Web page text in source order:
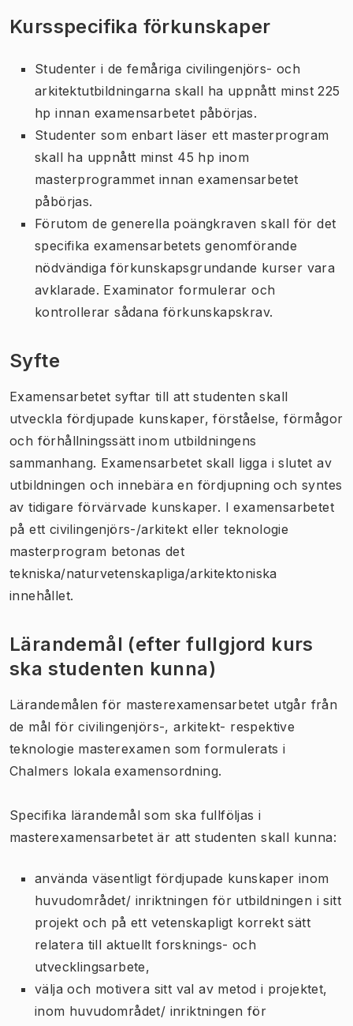
Kursspecifika förkunskaper
Studenter i de femåriga civilingenjörs- och
arkitektutbildningarna skall ha uppnått minst 225
hp innan examensarbetet påbörjas.
Studenter som enbart läser ett masterprogram
skall ha uppnått minst 45 hp inom
masterprogrammet innan examensarbetet
påbörjas.
Förutom de generella poängkraven skall för det
specifika examensarbetets genomförande
nödvändiga förkunskapsgrundande kurser vara
avklarade. Examinator formulerar och
kontrollerar sådana förkunskapskrav.
Syfte
Examensarbetet syftar till att studenten skall
utveckla fördjupade kunskaper, förståelse, förmågor
och förhållningssätt inom utbildningens
sammanhang. Examensarbetet skall ligga i slutet av
utbildningen och innebära en fördjupning och syntes
av tidigare förvärvade kunskaper. I examensarbetet
på ett civilingenjörs-/arkitekt eller teknologie
masterprogram betonas det
tekniska/naturvetenskapliga/arkitektoniska
innehållet.
Lärandemål (efter fullgjord kurs
ska studenten kunna)
Lärandemålen för masterexamensarbetet utgår från
de mål för civilingenjörs-, arkitekt- respektive
teknologie masterexamen som formulerats i
Chalmers lokala examensordning.
Specifika lärandemål som ska fullföljas i
masterexamensarbetet är att studenten skall kunna:
använda väsentligt fördjupade kunskaper inom
huvudområdet/ inriktningen för utbildningen i sitt
projekt och på ett vetenskapligt korrekt sätt
relatera till aktuellt forsknings- och
utvecklingsarbete,
välja och motivera sitt val av metod i projektet,
inom huvudområdet/ inriktningen för